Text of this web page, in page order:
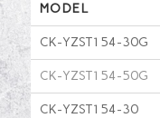
MODEL
CK-YZST154-30G
CK-YZST154-50G
CK-YZST154-30